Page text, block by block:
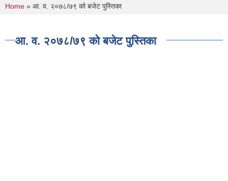
You are here
Home » आ. व. २०७८/७९ को बजेट पुस्तिका
आ. व. २०७८/७९ को बजेट पुस्तिका